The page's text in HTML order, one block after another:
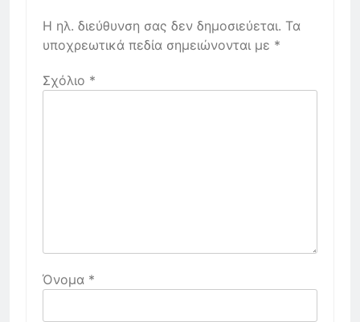
Η ηλ. διεύθυνση σας δεν δημοσιεύεται. Τα
υποχρεωτικά πεδία σημειώνονται με *
Σχόλιο *
Όνομα *